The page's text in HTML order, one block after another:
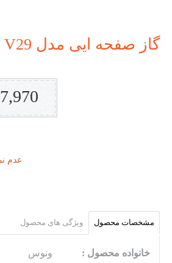
گاز صفحه ایی مدل V29
عدم
مشخصات محصول ویژگی های محصول
خانواده محصول :
ونوس